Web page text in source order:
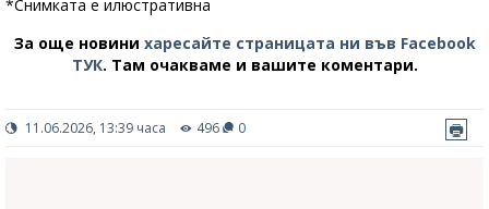
*Снимката е илюстративна
За още новини харесайте страницата ни във Facebook
ТУК. Там очакваме и вашите коментари.
11.06.2026, 13:39 часа 496 0